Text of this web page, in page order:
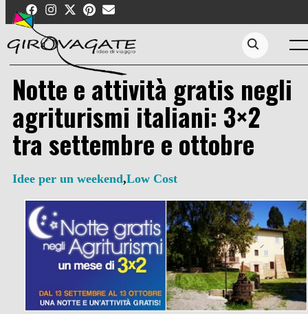
content
Search...
Notte e attività gratis negli
agriturismi italiani: 3×2
tra settembre e ottobre
Idee per un weekend,Low Cost